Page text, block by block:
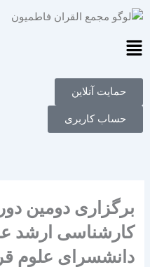
رفتن
محتوا
Main
Menu
حمایت آنلاین
حساب کاربری
برگزاری دومین
کارشناسی ارشد
دانشسرای علوم